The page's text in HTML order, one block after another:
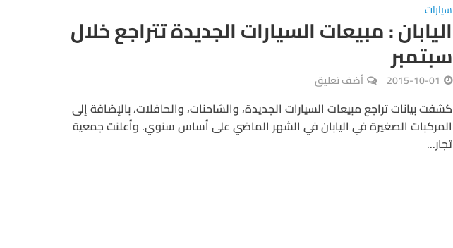
سيارات
اليابان : مبيعات السيارات الجديدة تتراجع خلال
سبتمبر
2015-10-01 أضف تعليق
كشفت بيانات تراجع مبيعات السيارات الجديدة، والشاحنات، والحافلات، بالإضافة إلى
المركبات الصغيرة في اليابان في الشهر الماضي على أساس سنوي. وأعلنت جمعية
تجار...